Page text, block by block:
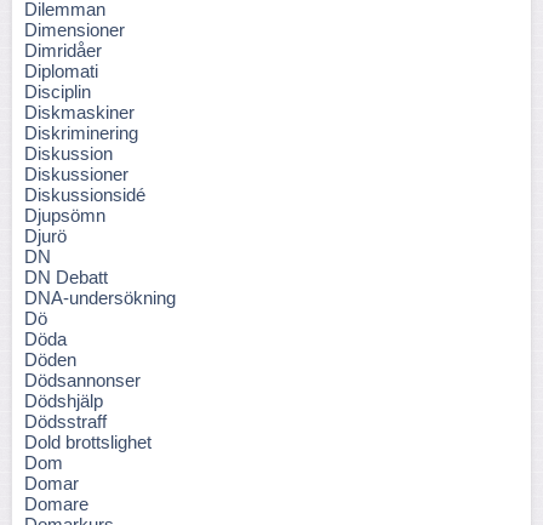
Dilemman
Dimensioner
Dimridåer
Diplomati
Disciplin
Diskmaskiner
Diskriminering
Diskussion
Diskussioner
Diskussionsidé
Djupsömn
Djurö
DN
DN Debatt
DNA-undersökning
Dö
Döda
Döden
Dödsannonser
Dödshjälp
Dödsstraff
Dold brottslighet
Dom
Domar
Domare